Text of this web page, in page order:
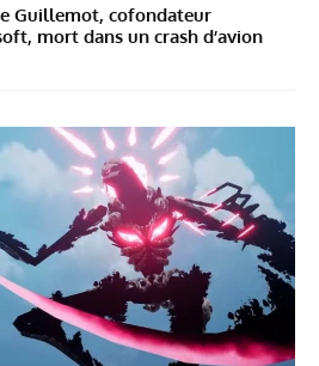
Guillemot, cofondateur
mort dans un crash d’avion